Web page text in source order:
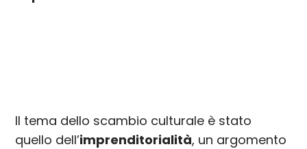
Il tema dello scambio culturale è stato
quello dell’imprenditorialità, un argomento